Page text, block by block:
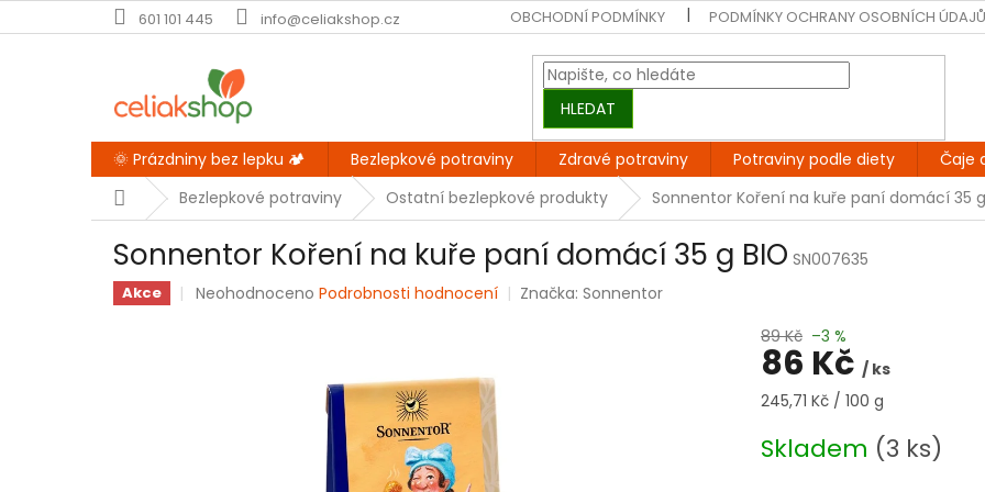
na
601 101 445 info@celiakshop.cz OBCHODNÍ PODMÍNKY PODMÍNKY OCHRANY OSOBNÍCH ÚDAJŮ
HLEDAT
🌞 Prázdniny bez lepku 🏕️ Bezlepkové potraviny Zdravé potraviny Potraviny podle diety Čaje
DomůBezlepkové potraviny Ostatní bezlepkové produkty Sonnentor Koření na kuře paní domácí 35 g
Sonnentor Koření na kuře paní domácí 35 g BIO SN007635
Akce
Průměrné
Neohodnoceno Podrobnosti hodnocení Značka: Sonnentor
89 Kč –3 %
86 Kč / ks
Měrná
245,71 Kč / 100 g
Skladem (3 ks)